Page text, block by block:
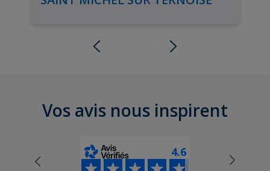
Vos avis nous inspirent
4.6